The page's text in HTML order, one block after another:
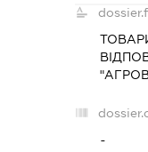
-